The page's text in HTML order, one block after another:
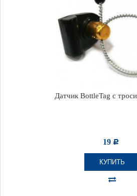
Датчик BottleTag с
19 Р
КУПИТЬ